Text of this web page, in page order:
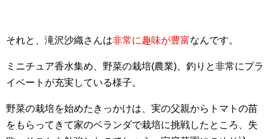
それと、滝沢沙織さんは非常に趣味が豊富なんです。
ミニチュア香水集め、野菜の栽培(農業)、釣りと非常にプラ
イベートが充実している様子。
野菜の栽培を始めたきっかけは、実の父親からトマトの苗
をもらってきて家のベランダで栽培に挑戦したところ、失